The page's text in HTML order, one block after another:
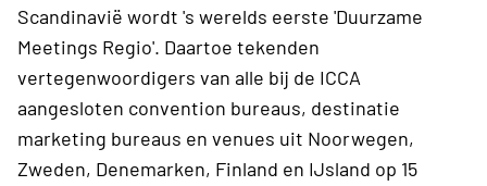
Scandinavië wordt 's werelds eerste 'Duurzame
Meetings Regio'. Daartoe tekenden
vertegenwoordigers van alle bij de ICCA
aangesloten convention bureaus, destinatie
marketing bureaus en venues uit Noorwegen,
Zweden, Denemarken, Finland en IJsland op 15